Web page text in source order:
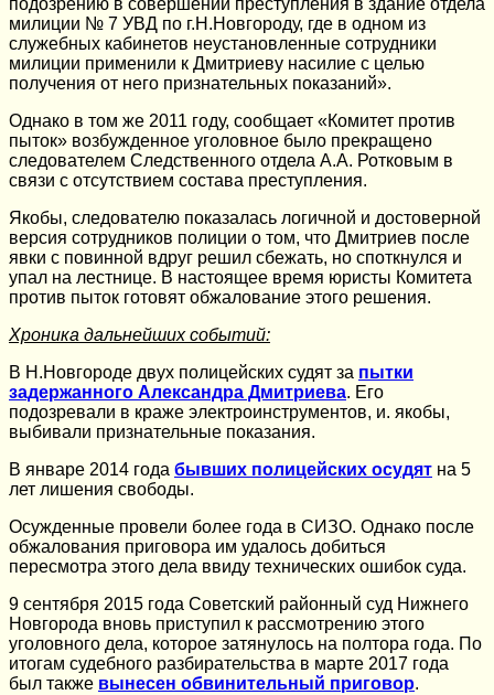
милиции № 7 УВД по г.Н.Новгороду, где в одном из
служебных кабинетов неустановленные сотрудники
милиции применили к Дмитриеву насилие с целью
получения от него признательных показаний».
Однако в том же 2011 году, сообщает «Комитет против
пыток» возбужденное уголовное было прекращено
следователем Следственного отдела А.А. Ротковым в
связи с отсутствием состава преступления.
Якобы, следователю показалась логичной и достоверной
версия сотрудников полиции о том, что Дмитриев после
явки с повинной вдруг решил сбежать, но споткнулся и
упал на лестнице. В настоящее время юристы Комитета
против пыток готовят обжалование этого решения.
Хроника дальнейших событий:
В Н.Новгороде двух полицейских судят за пытки
задержанного Александра Дмитриева. Его
подозревали в краже электроинструментов, и. якобы,
выбивали признательные показания.
В январе 2014 года бывших полицейских осудят на 5
лет лишения свободы.
Осужденные провели более года в СИЗО. Однако после
обжалования приговора им удалось добиться
пересмотра этого дела ввиду технических ошибок суда.
9 сентября 2015 года Советский районный суд Нижнего
Новгорода вновь приступил к рассмотрению этого
уголовного дела, которое затянулось на полтора года. По
итогам судебного разбирательства в марте 2017 года
был также вынесен обвинительный приговор.